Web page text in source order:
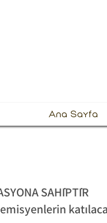
Ana Sayfa
SAHİPTİR